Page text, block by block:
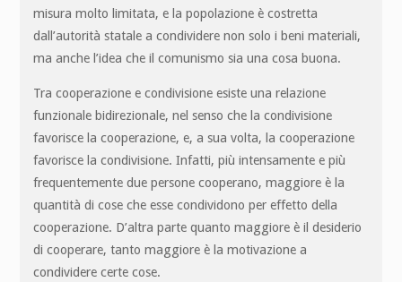
misura molto limitata, e la popolazione è costretta
dall’autorità statale a condividere non solo i beni materiali,
ma anche l’idea che il comunismo sia una cosa buona.
Tra cooperazione e condivisione esiste una relazione
funzionale bidirezionale, nel senso che la condivisione
favorisce la cooperazione, e, a sua volta, la cooperazione
favorisce la condivisione. Infatti, più intensamente e più
frequentemente due persone cooperano, maggiore è la
quantità di cose che esse condividono per effetto della
cooperazione. D’altra parte quanto maggiore è il desiderio
di cooperare, tanto maggiore è la motivazione a
condividere certe cose.